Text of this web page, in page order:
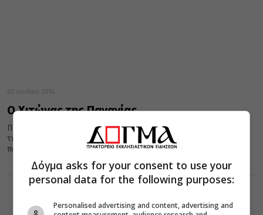
02 Ιουλίου 2016
Ο Χιτώνας της Παναγίας
Πολλοί συγχέουν τον χιτώνα της Παναγίας με την τιμία Εσθήτα
της Παναγίας, η οποία φυλασσόταν στις Βλαχέρνες. Η
παρανόηση,...
Δόγμα asks for your consent to use your
personal data for the following purposes:
Personalised advertising and content, advertising and